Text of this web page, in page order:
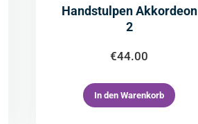
Handstulpen Akkordeon
2
€44.00
In den Warenkorb